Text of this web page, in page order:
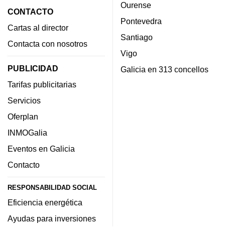
CONTACTO
Cartas al director
Contacta con nosotros
PUBLICIDAD
Tarifas publicitarias
Servicios
Oferplan
INMOGalia
Eventos en Galicia
Contacto
RESPONSABILIDAD SOCIAL
Eficiencia energética
Ayudas para inversiones
Ourense
Pontevedra
Santiago
Vigo
Galicia en 313 concellos